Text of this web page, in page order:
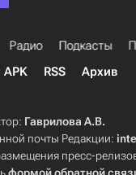
Радио Подкасты
APK RSS Архив
Гаврилова А.В.
почты Редакции:
пресс-